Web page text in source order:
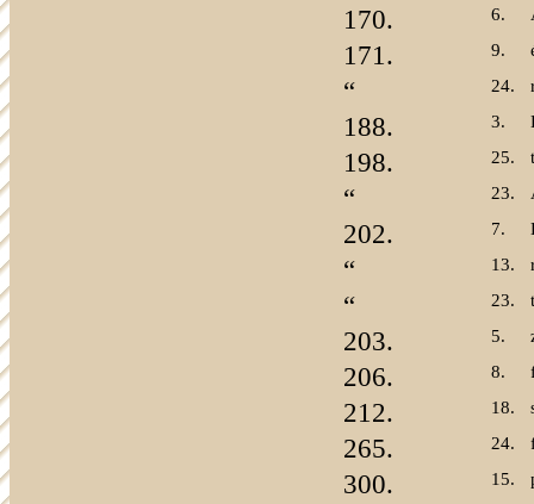
170. 6.
171. 9.
“ 24.
188. 3.
198. 25.
“ 23.
202. 7.
“ 13.
“ 23.
203. 5.
206. 8.
212. 18.
265. 24.
300. 15.